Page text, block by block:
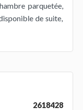
parquetée,
de suite,
2618428